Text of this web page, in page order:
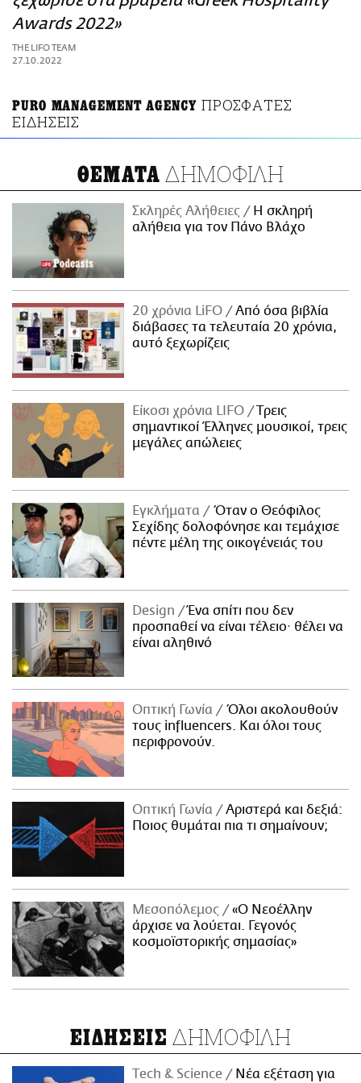
ΑΜΠΑ
PRINT
Awards 2022»
THE LIFO TEAM
27.10.2022
PURO MANAGEMENT AGENCY ΠΡΟΣΦΑΤΕΣ
ΕΙΔΗΣΕΙΣ
ΘΕΜΑΤΑ ΔΗΜΟΦΙΛΗ
Σκληρές Αλήθειες
H σκληρή
αλήθεια για τον Πάνο Βλάχο
20 χρόνια LiFO
Από όσα βιβλία
διάβασες τα τελευταία 20 χρόνια,
αυτό ξεχωρίζεις
Είκοσι χρόνια LIFO
Tρεις
σημαντικοί Έλληνες μουσικοί, τρεις
μεγάλες απώλειες
Εγκλήματα
Όταν ο Θεόφιλος
Σεχίδης δολοφόνησε και τεμάχισε
πέντε μέλη της οικογένειάς του
Design
Ένα σπίτι που δεν
προσπαθεί να είναι τέλειο· θέλει να
είναι αληθινό
Οπτική Γωνία
Όλοι ακολουθούν
τους influencers. Και όλοι τους
περιφρονούν.
Οπτική Γωνία
Αριστερά και δεξιά:
Ποιος θυμάται πια τι σημαίνουν;
Μεσοπόλεμος
«Ο Νεοέλλην
άρχισε να λούεται. Γεγονός
κοσμοϊστορικής σημασίας»
ΕΙΔΗΣΕΙΣ ΔΗΜΟΦΙΛΗ
Τech & Science Νέα εξέταση για